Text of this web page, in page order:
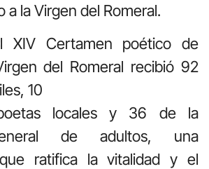
a la Virgen del Romeral.
XIV Certamen poético de
del Romeral recibió 92
10
locales y 36 de la
de adultos, una
ratifica la vitalidad y el